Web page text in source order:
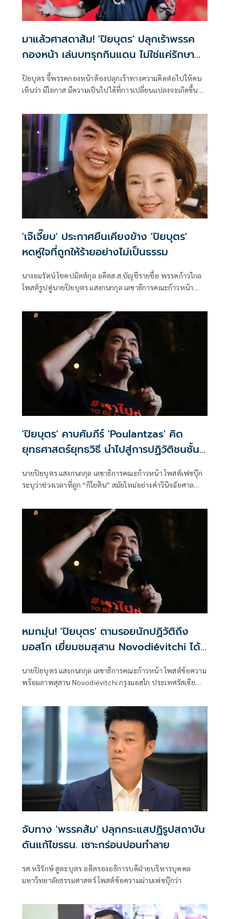
มาแล้วศาสดาส้ม! 'ปิยบุตร' ปลุกเร้าพรรค
กองหน้า เล่นบทรุกกินแดน ไม่ใช่แค่รักษา
ฐานที่มั่น
ปิยบุตร จี้พรรคกองหน้าต้องปลุกเร้าทางความคิดต่อไปให้คน
เห็นว่า มีโอกาส มีความเป็นไปได้ที่การเปลี่ยนแปลงจะเกิดขึ้น
'เจ๊เจี๊ยบ' ประกาศยืนเคียงข้าง 'ปิยบุตร'
หดหู่ใจที่ถูกให้ร้ายอย่างไม่เป็นธรรม
นางอมรัตน์ โชคปมิตต์กุล อดีตส.ส.บัญชีรายชื่อ พรรคก้าวไกล
โพสต์รูปคู่นายปิยบุตร แสงกนกกุล เลขาธิการคณะก้าวหน้า
'ปิยบุตร' คาบคัมภีร์ 'Poulantzas' คิด
ยุทธศาสตร์ยุทธวิธี นำไปสู่การปฏิวัติชนชั้น
นายปิยบุตร แสงกนกกุล เลขาธิการคณะก้าวหน้า โพสต์เฟซบุ๊ก
ระบุว่าช่วงเวลาที่ถูก “กิโยติน” สมัยใหม่อย่างคำวินิจฉัยศาล
หมกมุ่น! 'ปิยบุตร' ตามรอยนักปฏิวัติถึง
มอสโก เยี่ยมชมสุสาน Novodiévitchi ได้
นายปิยบุตร แสงกนกกุล เลขาธิการคณะก้าวหน้า โพสต์ข้อความ
พร้อมภาพสุสาน Novodiévitchi กรุงมอสโก ประเทศรัสเซีย
จับทาง 'พรรคส้ม' ปลุกกระแสปฏิรูปสถาบัน
ดันแก้ไขรธน. เซาะกร่อนบ่อนทำลาย
รศ.หริรักษ์ สูตะบุตร อดีตรองอธิการบดีฝ่ายบริหารบุคคล
มหาวิทยาลัยธรรมศาสตร์ โพสต์ข้อความผ่านเฟซบุ๊กว่า